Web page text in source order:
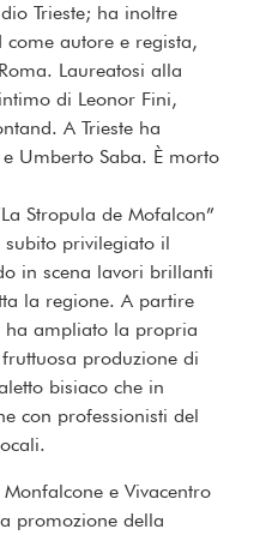
Trieste; ha inoltre
come autore e regista,
Laureatosi alla
di Leonor Fini,
A Trieste ha
Umberto Saba. È morto
Stropula de Mofalcon”
privilegiato il
in scena lavori brillanti
la regione. A partire
ampliato la propria
produzione di
bisiaco che in
con professionisti del
e Vivacentro
promozione della